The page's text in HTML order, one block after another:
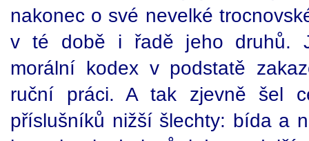
nakonec o své nevelké
v té době i řadě jeho druhů.
morální kodex v podstatě
ruční práci. A tak zjevně šel
příslušníků nižší šlechty: bída a